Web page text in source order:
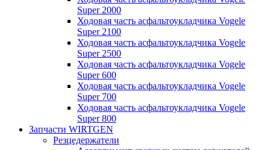
Super 2000
Ходовая часть асфальтоукладчика Vogele
Super 2100
Ходовая часть асфальтоукладчика Vogele
Super 2500
Ходовая часть асфальтоукладчика Vogele
Super 600
Ходовая часть асфальтоукладчика Vogele
Super 700
Ходовая часть асфальтоукладчика Vogele
Super 800
Запчасти WIRTGEN
Резцедержатели